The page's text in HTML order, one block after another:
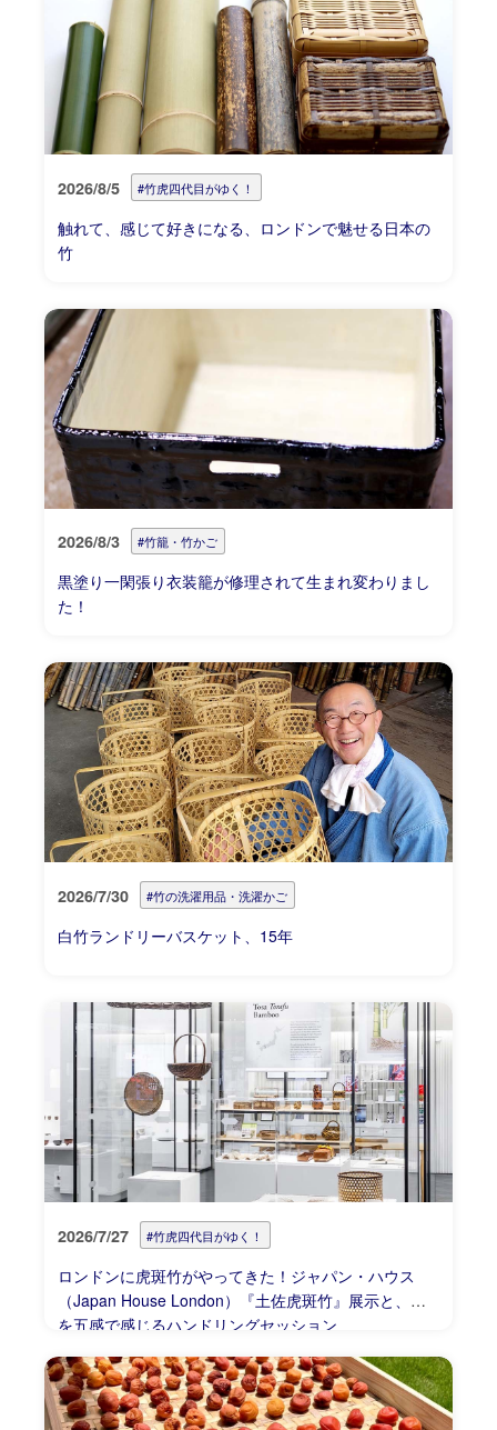
2026/8/5 #竹虎四代目がゆく！
触れて、感じて好きになる、ロンドンで魅せる日本の
竹
2026/8/3 #竹籠・竹かご
黒塗り一閑張り衣装籠が修理されて生まれ変わりまし
た！
2026/7/30 #竹の洗濯用品・洗濯かご
白竹ランドリーバスケット、15年
2026/7/27 #竹虎四代目がゆく！
ロンドンに虎斑竹がやってきた！ジャパン・ハウス
（Japan House London）『土佐虎斑竹』展示と、竹
を五感で感じるハンドリングセッション